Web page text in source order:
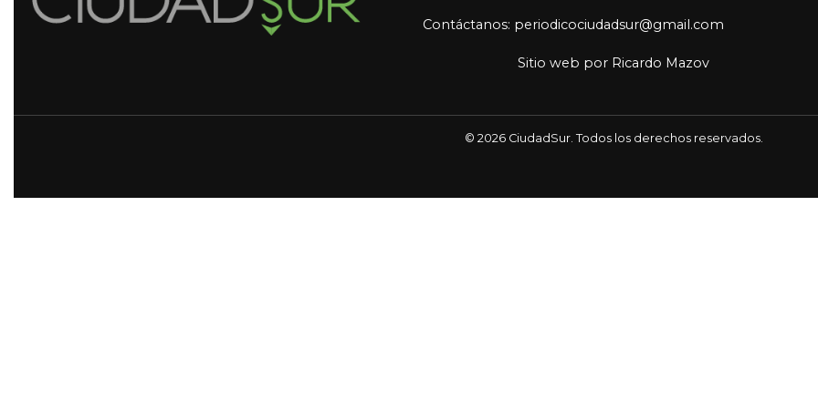
Contáctanos: periodicociudadsur@gmail.com
Sitio web por Ricardo Mazov
© 2026 CiudadSur. Todos los derechos reservados.